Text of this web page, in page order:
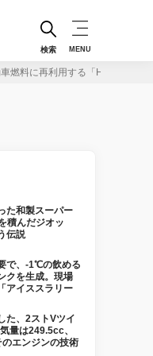
検索 MENU
燃料に再利用する「HVO100」
た和製スーパー
積んだジオッ
伝説
で、-1℃の飲める
クを生成。現場
アイススラリー
た、2ストVツイ
量は249.5cc、
エンジンの技術